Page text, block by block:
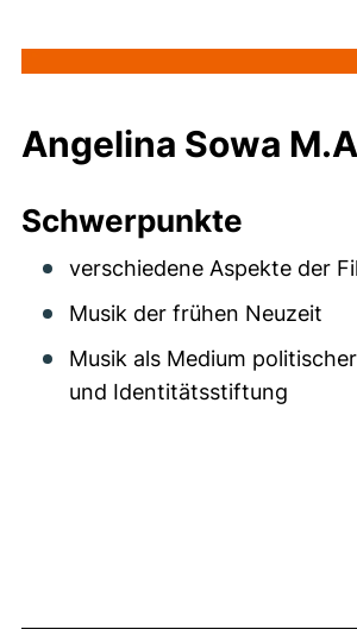
Angelina Sowa
Schwerpunkte
verschiedene Aspekte der
Musik der frühen Neuzeit
Musik als Medium
und Identitätsstiftung